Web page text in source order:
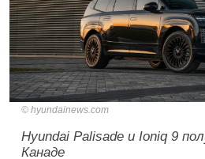
hyundainews.com
Hyundai Palisade и Ioniq 9
Канаде